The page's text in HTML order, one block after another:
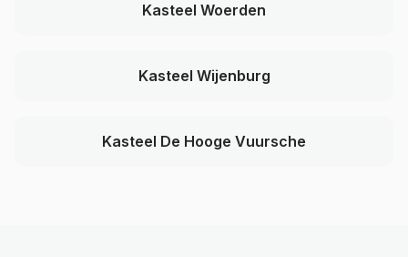
Kasteel Woerden
Kasteel Wijenburg
Kasteel De Hooge Vuursche